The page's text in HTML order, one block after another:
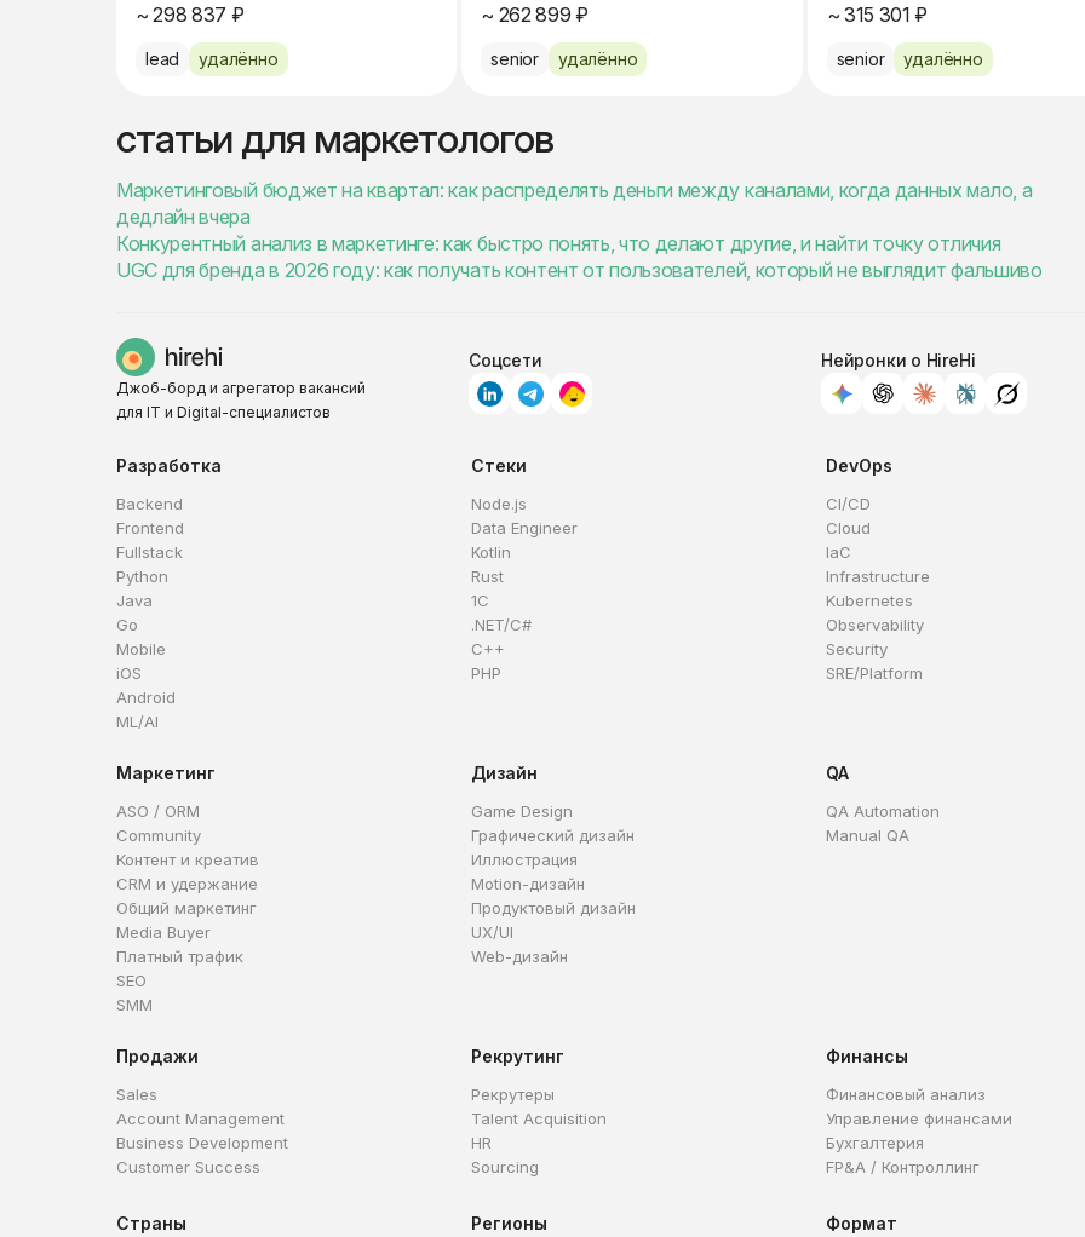
~ 298 837 ₽
lead удалённо
~ 262 899 ₽
senior удалённо
~ 315 301 ₽
senior удалённо
статьи для маркетологов
Маркетинговый бюджет на квартал: как распределять деньги между каналами, когда данных мало, а
дедлайн вчера
Конкурентный анализ в маркетинге: как быстро понять, что делают другие, и найти точку отличия
UGC для бренда в 2026 году: как получать контент от пользователей, который не выглядит фальшиво
Джоб-борд и агрегатор вакансий
для IT и Digital-специалистов
Соцсети Нейронки о HireHi
Разработка
Backend
Frontend
Fullstack
Python
Java
Go
Mobile
iOS
Android
ML/AI
Стеки
Node.js
Data Engineer
Kotlin
Rust
1C
.NET/C#
C++
PHP
DevOps
CI/CD
Cloud
IaC
Infrastructure
Kubernetes
Observability
Security
SRE/Platform
Маркетинг
ASO / ORM
Community
Контент и креатив
CRM и удержание
Общий маркетинг
Media Buyer
Платный трафик
SEO
SMM
Дизайн
Game Design
Графический дизайн
Иллюстрация
Motion-дизайн
Продуктовый дизайн
UX/UI
Web-дизайн
QA
QA Automation
Manual QA
Продажи
Sales
Account Management
Business Development
Customer Success
Рекрутинг
Рекрутеры
Talent Acquisition
HR
Sourcing
Финансы
Финансовый анализ
Управление финансами
Бухгалтерия
FP&A / Контроллинг
Страны Регионы Формат